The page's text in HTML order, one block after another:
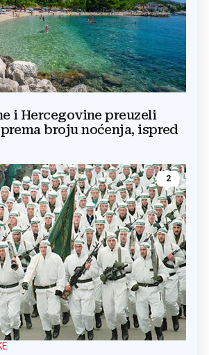
i Hercegovine preuzeli
broju noćenja, ispred
2